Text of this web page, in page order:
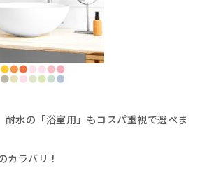
耐水の「浴室用」もコスパ重視で選べま
カラバリ！